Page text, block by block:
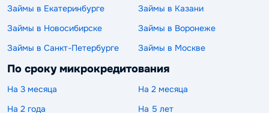
Займы в Екатеринбурге
Займы в Казани
Займы в Новосибирске
Займы в Воронеже
Займы в Санкт-Петербурге
Займы в Москве
По сроку микрокредитования
На 3 месяца
На 2 месяца
На 2 года
На 5 лет